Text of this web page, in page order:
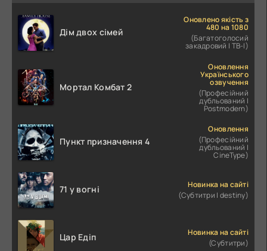
Дім двох сімей
Оновлено якість з
480 на 1080
(Багатоголосий
закадровий | ТВ-І)
Мортал Комбат 2
Оновлення
Українського
озвучення
(Професійний
дубльований |
Postmodern)
Пункт призначення 4
Оновлення
(Професійний
дубльований |
CineType)
71 у вогні
Новинка на сайті
(Субтитри | destiny)
Цар Едіп
Новинка на сайті
(Субтитри)